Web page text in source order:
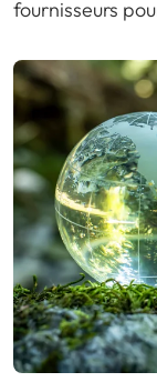
fournisseurs